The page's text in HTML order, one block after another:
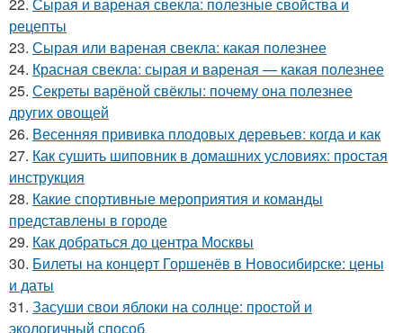
рецепты
23. Сырая или вареная свекла: какая полезнее
24. Красная свекла: сырая и вареная — какая полезнее
25. Секреты варёной свёклы: почему она полезнее
других овощей
26. Весенняя прививка плодовых деревьев: когда и как
27. Как сушить шиповник в домашних условиях: простая
инструкция
28. Какие спортивные мероприятия и команды
представлены в городе
29. Как добраться до центра Москвы
30. Билеты на концерт Горшенёв в Новосибирске: цены
и даты
31. Засуши свои яблоки на солнце: простой и
экологичный способ